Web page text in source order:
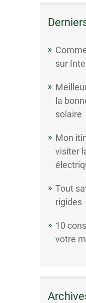
sur
la
solaire
Mon
visiter
Tout
rigides
10
votre